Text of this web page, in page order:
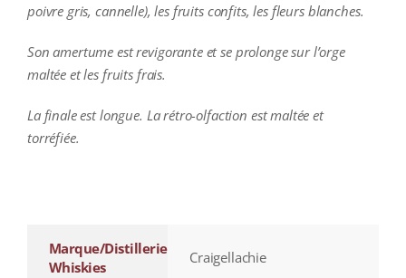
poivre gris, cannelle), les fruits confits, les fleurs blanches.
Son amertume est revigorante et se prolonge sur l’orge
maltée et les fruits frais.
La finale est longue. La rétro-olfaction est maltée et
torréfiée.
Marque/Distillerie
Whiskies
Craigellachie